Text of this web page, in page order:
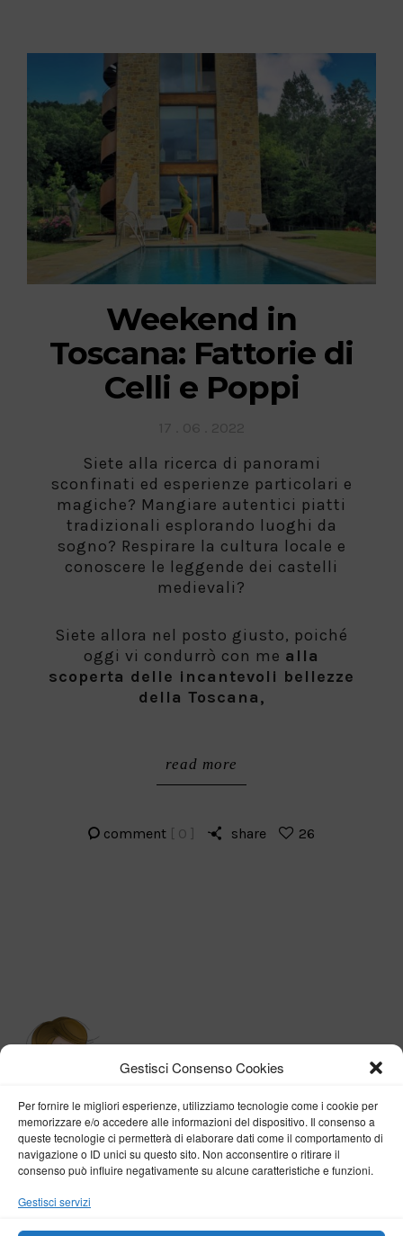
Gestisci Consenso Cookies
Per fornire le migliori esperienze, utilizziamo tecnologie come i cookie per
memorizzare e/o accedere alle informazioni del dispositivo. Il consenso a
queste tecnologie ci permetterà di elaborare dati come il comportamento di
navigazione o ID unici su questo sito. Non acconsentire o ritirare il
consenso può influire negativamente su alcune caratteristiche e funzioni.
Gestisci servizi
Weekend in
Toscana: Fattorie di
Celli e Poppi
Siete alla ricerca di panorami
sconfinati ed esperienze particolari e
magiche? Mangiare autentici piatti
tradizionali esplorando luoghi da
sogno? Respirare la cultura locale e
conoscere le leggende dei castelli
medievali?
Siete allora nel posto giusto, poiché
oggi vi condurrò con me alla
scoperta delle incantevoli bellezze
della Toscana,
read more
comment [ 0 ] share 26
BY VERONICA D'ONOFRIO